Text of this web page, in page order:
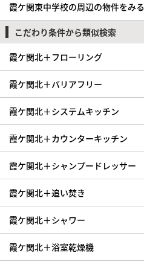
霞ケ関東中学校の周辺の物件をみる
こだわり条件から類似検索
霞ケ関北＋フローリング
霞ケ関北＋バリアフリー
霞ケ関北＋システムキッチン
霞ケ関北＋カウンターキッチン
霞ケ関北＋シャンプードレッサー
霞ケ関北＋追い焚き
霞ケ関北＋シャワー
霞ケ関北＋浴室乾燥機